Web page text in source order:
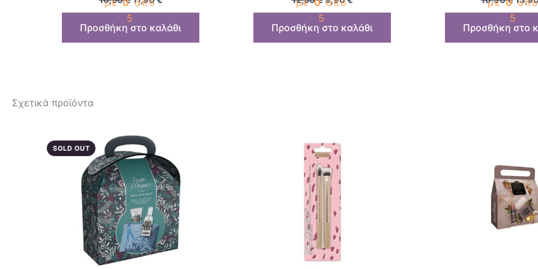
με0από
5
Προσθήκη στο καλάθι
με0από
5
Προσθήκη στο καλάθι
με0
5
Προσθήκη στο
Σχετικά προϊόντα
SOLD OUT